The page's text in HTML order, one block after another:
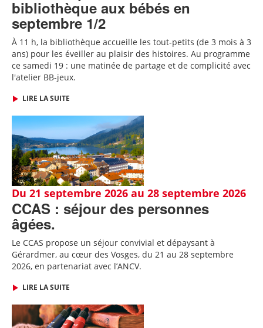
bibliothèque aux bébés en
septembre 1/2
À 11 h, la bibliothèque accueille les tout-petits (de 3 mois à 3
ans) pour les éveiller au plaisir des histoires. Au programme
ce samedi 19 : une matinée de partage et de complicité avec
l'atelier BB-jeux.
LIRE LA SUITE
Du 21 septembre 2026 au 28 septembre 2026
CCAS : séjour des personnes
âgées.
Le CCAS propose un séjour convivial et dépaysant à
Gérardmer, au cœur des Vosges, du 21 au 28 septembre
2026, en partenariat avec l’ANCV.
LIRE LA SUITE